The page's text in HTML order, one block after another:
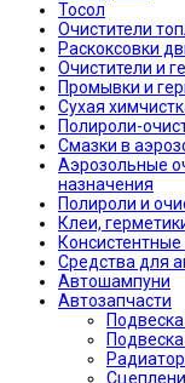
Тосол
Очистители
Раскоксовки
Очистители и
Промывки и
Сухая
Полироли-
Смазки в
Аэрозольные
назначения
Полироли и
Клеи,
Консистентные
Средства для
Автошампуни
Автозапчасти